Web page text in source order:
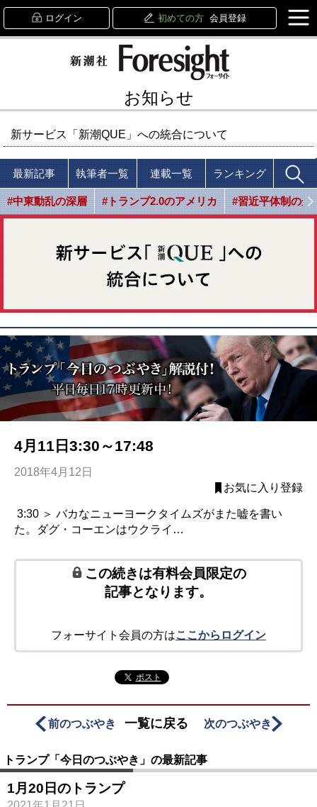
ログイン 初めての方 会員登録
お知らせ
新サービス「新潮QUE」への統合について
最新記事 執筆者一覧 連載一覧 ランキング
#中東動乱の深層 #トランプ2.0のアメリカ #習近平体制の光
4月11日3:30～17:48
2018年4月12日
お気に入り登録
3:30 ＞ バカなニューヨークタイムズがまた嘘を書い
た。ダグ・コーエンはウクライ…
この続きは有料会員限定の
記事となります。
フォーサイト会員の方はここからログイン
ポスト
前のつぶやき 一覧に戻る 次のつぶやき
トランプ「今日のつぶやき」の最新記事
1月20日のトランプ